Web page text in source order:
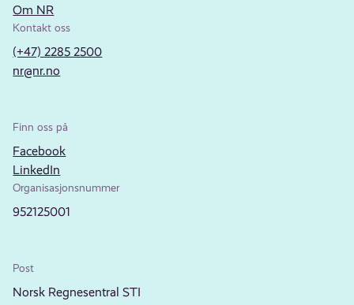
Om NR
Kontakt oss
(+47) 2285 2500
nr@nr.no
Finn oss på
Facebook
LinkedIn
Organisasjonsnummer
952125001
Post
Norsk Regnesentral STI